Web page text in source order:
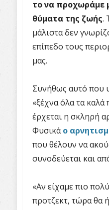
το να προχωράμε
θύματα της ζωής.
μάλιστα δεν
επίπεδο τους
μας.
Συνήθως αυτό που
«ξέχνα όλα τα
έρχεται η σκληρή
Φυσικάο
που θέλουν να
συνοδεύεται και
«Αν είχαμε πιο
προτζεκτ, τώρα θα